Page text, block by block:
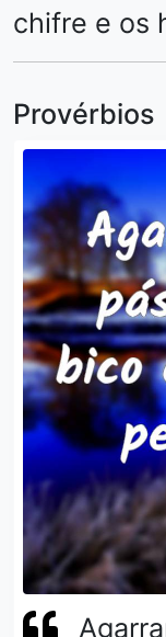
chifre e os
Provérbios